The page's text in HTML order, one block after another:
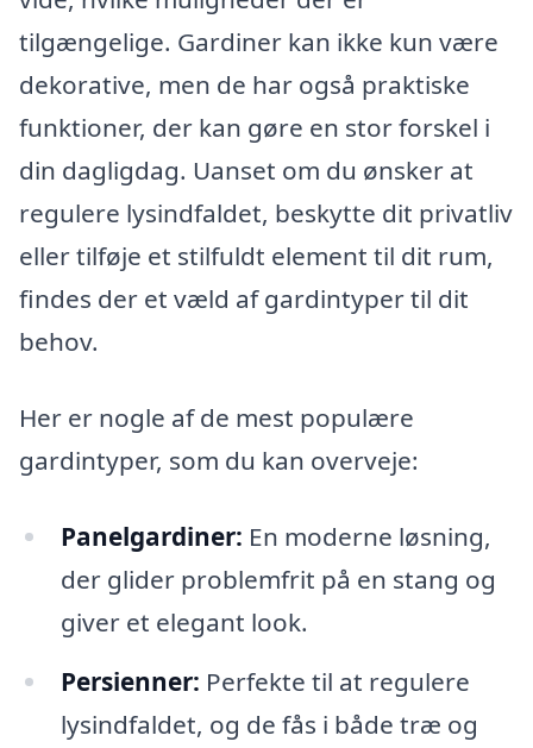
tilgængelige. Gardiner kan ikke kun være
dekorative, men de har også praktiske
funktioner, der kan gøre en stor forskel i
din dagligdag. Uanset om du ønsker at
regulere lysindfaldet, beskytte dit privatliv
eller tilføje et stilfuldt element til dit rum,
findes der et væld af gardintyper til dit
behov.
Her er nogle af de mest populære
gardintyper, som du kan overveje:
Panelgardiner: En moderne løsning,
der glider problemfrit på en stang og
giver et elegant look.
Persienner: Perfekte til at regulere
lysindfaldet, og de fås i både træ og